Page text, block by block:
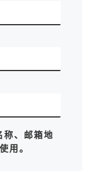
称、邮箱地
用。